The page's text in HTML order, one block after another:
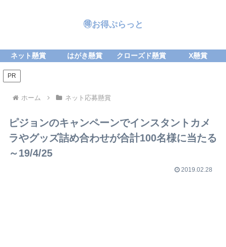
🉐お得ぷらっと
ネット懸賞 はがき懸賞 クローズド懸賞 X懸賞
PR
ホーム ネット応募懸賞
ピジョンのキャンペーンでインスタントカメ
ラやグッズ詰め合わせが合計100名様に当たる
～19/4/25
2019.02.28